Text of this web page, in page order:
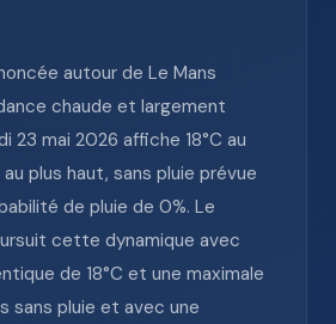
autour de Le Mans
chaude et largement
23 mai 2026 affiche 18°C au
plus haut, sans pluie prévue
de pluie de 0%. Le
cette dynamique avec
de 18°C et une maximale
sans pluie et avec une